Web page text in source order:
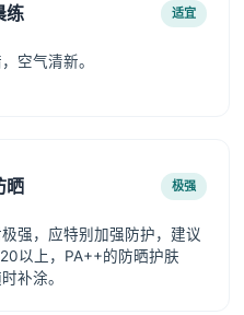
练 适宜
空气清新。
晒 极强
强，应特别加强防护，建议
以上，PA++的防晒护肤
补涂。